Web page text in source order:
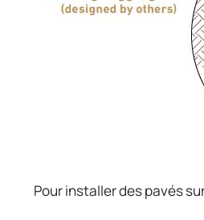
Pour installer des pavés